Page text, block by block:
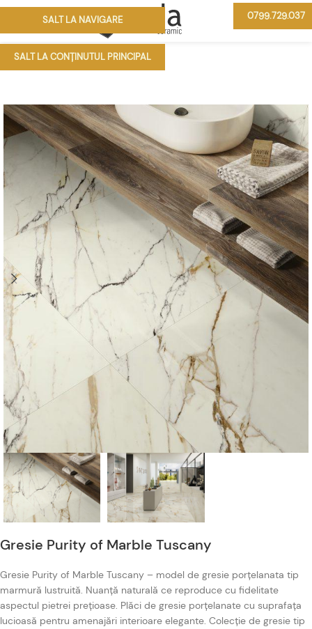
SALT LA NAVIGARE
SALT LA CONȚINUTUL PRINCIPAL
0799.729.037
Gresie Purity of Marble Tuscany
Gresie Purity of Marble Tuscany – model de gresie porțelanata tip
marmură lustruită. Nuanță naturală ce reproduce cu fidelitate
aspectul pietrei prețioase. Plăci de gresie porțelanate cu suprafața
lucioasă pentru amenajări interioare elegante. Colecție de gresie tip